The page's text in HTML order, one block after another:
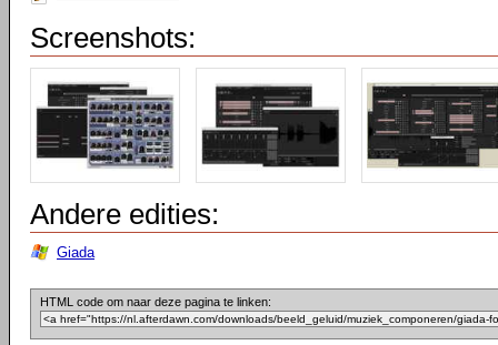
Screenshots:
Andere edities:
Giada
HTML code om naar deze pagina te linken: